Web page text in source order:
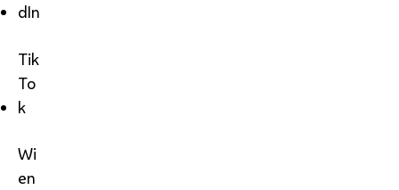
dIn
Tik
To
k
Wi
en